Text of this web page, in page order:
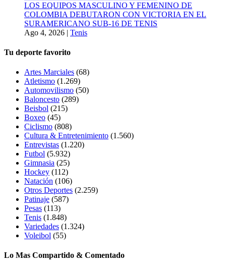
LOS EQUIPOS MASCULINO Y FEMENINO DE
COLOMBIA DEBUTARON CON VICTORIA EN EL
SURAMERICANO SUB-16 DE TENIS
Ago 4, 2026 | Tenis
Tu deporte favorito
Artes Marciales (68)
Atletismo (1.269)
Automovilismo (50)
Baloncesto (289)
Beisbol (215)
Boxeo (45)
Ciclismo (808)
Cultura & Entretenimiento (1.560)
Entrevistas (1.220)
Futbol (5.932)
Gimnasia (25)
Hockey (112)
Natación (106)
Otros Deportes (2.259)
Patinaje (587)
Pesas (113)
Tenis (1.848)
Variedades (1.324)
Voleibol (55)
Lo Mas Compartido & Comentado